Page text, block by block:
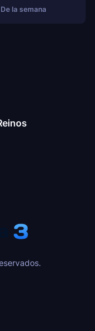
De la semana